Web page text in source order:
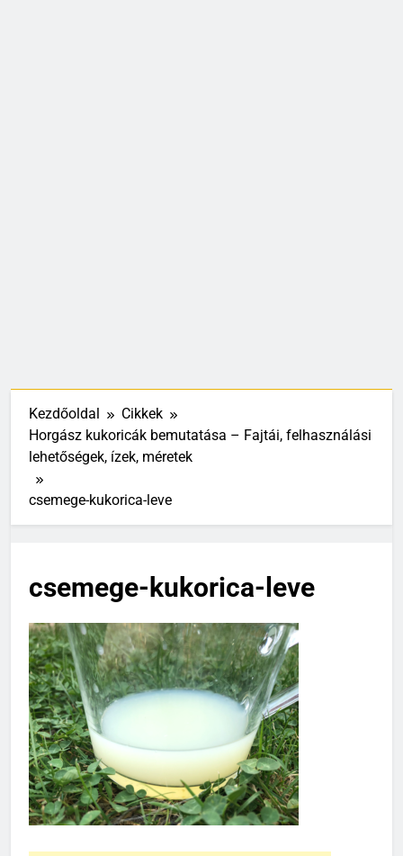
Kezdőoldal
Cikkek
Horgász kukoricák bemutatása – Fajtái, felhasználási
lehetőségek, ízek, méretek
csemege-kukorica-leve
csemege-kukorica-leve